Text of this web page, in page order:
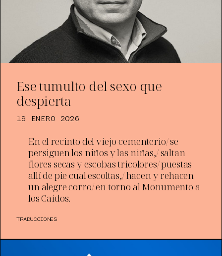
Ese tumulto del sexo que
despierta
19 ENERO 2026
En el recinto del viejo cementerio/ se
persiguen los niños y las niñas,/ saltan
flores secas y escobas tricolores/ puestas
allí de pie cual escoltas,/ hacen y rehacen
un alegre corro/ en torno al Monumento a
los Caídos.
TRADUCCIONES